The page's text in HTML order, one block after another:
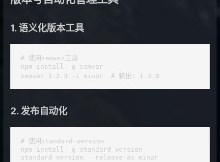
1. 语义化版本工具
# 使用semver工具
npm install -g semver
2. 发布自动化
# 使用standard-version
npm install -g standard-version
standard-version --release-as minor